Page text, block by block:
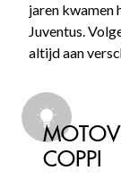
jaren kwamen
Juventus.
altijd aan
COPPI